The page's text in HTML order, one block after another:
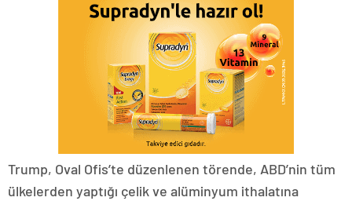
Trump, Oval Ofis’te düzenlenen törende, ABD’nin tüm
ülkelerden yaptığı çelik ve alüminyum ithalatına